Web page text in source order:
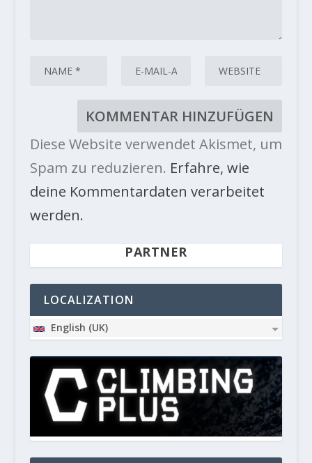
Diese Website verwendet Akismet, um
Spam zu reduzieren. Erfahre, wie
deine Kommentardaten verarbeitet
werden.
PARTNER
LOCALIZATION
English (UK)